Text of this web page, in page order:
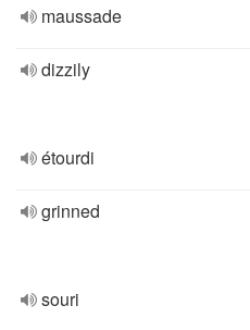
maussade
dizzily
étourdi
grinned
souri